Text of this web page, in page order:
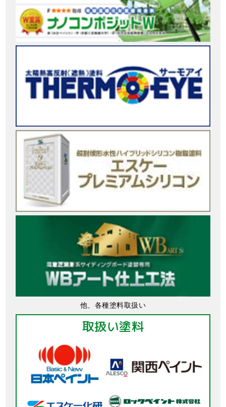
他、各種塗料取扱い
取扱い塗料